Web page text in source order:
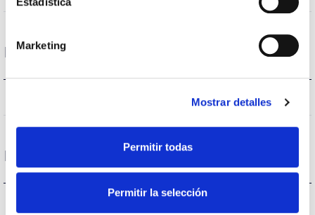
Marketing
Mostrar detalles
Permitir todas
Permitir la selección
Housing and Finish
66
Performance
4.731lm